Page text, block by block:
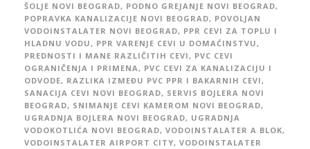
ŠOLJE NOVI BEOGRAD, PODNO GREJANJE NOVI BEOGRAD,
POPRAVKA KANALIZACIJE NOVI BEOGRAD, POVOLJAN
VODOINSTALATER NOVI BEOGRAD, PPR CEVI ZA TOPLU I
HLADNU VODU, PPR VARENJE CEVI U DOMAĆINSTVU,
PREDNOSTI I MANE RAZLIČITIH CEVI, PVC CEVI
OGRANIČENJA I PRIMENA, PVC CEVI ZA KANALIZACIJU I
ODVODE, RAZLIKA IZMEĐU PVC PPR I BAKARNIH CEVI,
SANACIJA CEVI NOVI BEOGRAD, SERVIS BOJLERA NOVI
BEOGRAD, SNIMANJE CEVI KAMEROM NOVI BEOGRAD,
UGRADNJA BOJLERA NOVI BEOGRAD, UGRADNJA
VODOKOTLIĆA NOVI BEOGRAD, VODOINSTALATER A BLOK,
VODOINSTALATER AIRPORT CITY, VODOINSTALATER